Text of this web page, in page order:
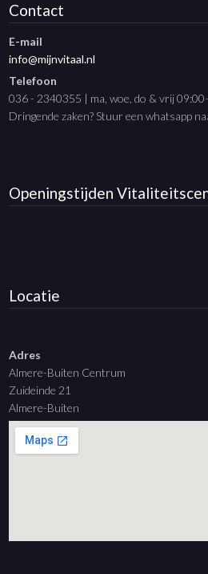
Contact
E-mail
info@mijnvitaal.nl
Telefoon
036 - 2340355 | ma, woe, do & vrij
Dringende zaken? Stuur een whatsapp
Openingstijden
Locatie
Adres
Almere-Buiten Centrum
Zuideinde 21
Almere-Buiten